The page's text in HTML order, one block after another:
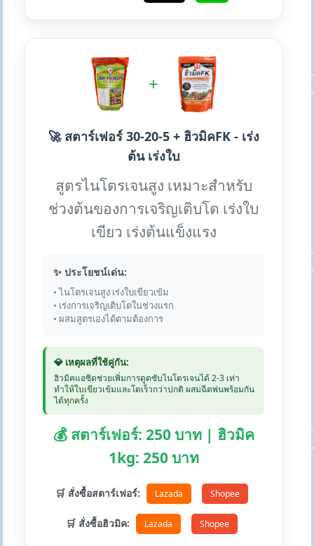
+
🚀 สตาร์เฟอร์ 30-20-5 + ฮิวมิคFK - เร่ง
ต้น เร่งใบ
สูตรไนโตรเจนสูง เหมาะสำหรับ
ช่วงต้นของการเจริญเติบโต เร่งใบ
เขียว เร่งต้นแข็งแรง
✨ ประโยชน์เด่น:
• ไนโตรเจนสูง เร่งใบเขียวเข้ม
• เร่งการเจริญเติบโตในช่วงแรก
• ผสมสูตรเองได้ตามต้องการ
💎 เหตุผลที่ใช้คู่กัน:
ฮิวมิคแอซิดช่วยเพิ่มการดูดซับไนโตรเจนได้ 2-3 เท่า
ทำให้ใบเขียวเข้มและโตเร็วกว่าปกติ ผสมฉีดพ่นพร้อมกัน
ได้ทุกครั้ง
💰 สตาร์เฟอร์: 250 บาท | ฮิวมิค
1kg: 250 บาท
🛒 สั่งซื้อสตาร์เฟอร์: Lazada Shopee
🛒 สั่งซื้อฮิวมิค: Lazada Shopee